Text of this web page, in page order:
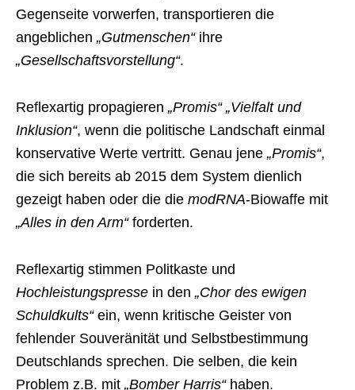
Gegenseite vorwerfen, transportieren die
angeblichen „Gutmenschen“ihre
„Gesellschaftsvorstellung“.
Reflexartig propagieren „Promis“ „Vielfalt und
Inklusion“, wenn die politische Landschaft einmal
konservative Werte vertritt. Genau jene „Promis“,
die sich bereits ab 2015 dem System dienlich
gezeigt haben oder die die modRNA-Biowaffe mit
„Alles in den Arm“forderten.
Reflexartig stimmen Politkaste und
Hochleistungspresse in den „Chor des ewigen
Schuldkults“ein, wenn kritische Geister von
fehlender Souveränität und Selbstbestimmung
Deutschlands sprechen. Die selben, die kein
Problem z.B. mit „Bomber Harris“haben.